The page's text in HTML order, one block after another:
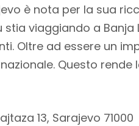
è nota per la sua
stia viaggiando a
Oltre ad essere un
Questo
13, Sarajevo 71000